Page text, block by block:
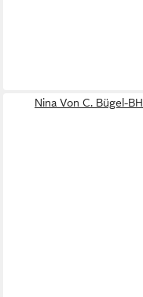
Nina Von C. Bügel-BH